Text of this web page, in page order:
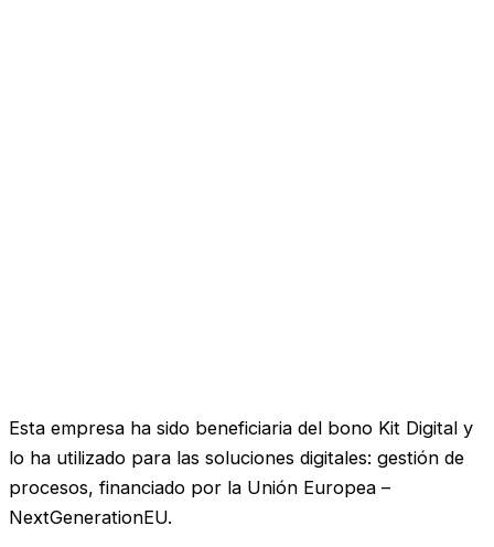
Esta empresa ha sido beneficiaria del bono Kit Digital y
lo ha utilizado para las soluciones digitales: gestión de
procesos, financiado por la Unión Europea –
NextGenerationEU.